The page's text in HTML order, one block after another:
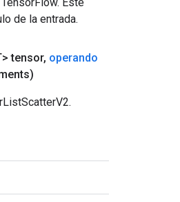
de la entrada.
tensor, operando